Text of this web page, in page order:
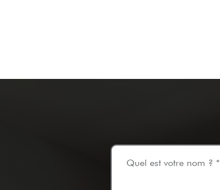
Quel est votre nom ? *